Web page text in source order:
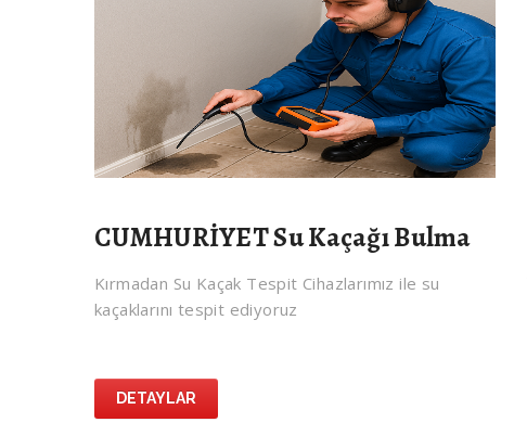
CUMHURİYET Su Kaçağı Bulma
Kırmadan Su Kaçak Tespit Cihazlarımız ile su
kaçaklarını tespit ediyoruz
DETAYLAR